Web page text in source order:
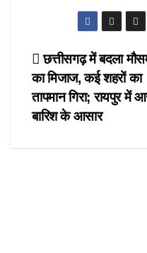
e
b
o
o
a
st
o
d
o
n
m
ail
Post
navigation
छत्तीसगढ़ में बदला
का मिजाज, कई शहरों का
तापमान गिरा; रायपुर में
बारिश के आसार